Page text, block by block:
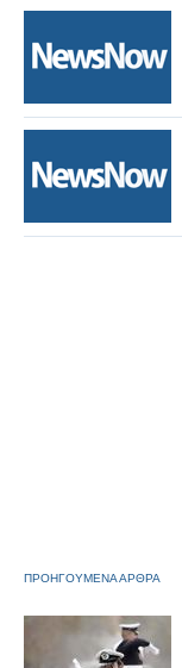
ΠΡΟΗΓΟΥΜΕΝΑ ΑΡΘΡΑ